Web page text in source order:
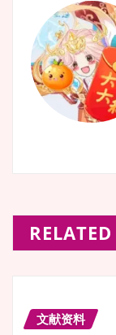
文献资料